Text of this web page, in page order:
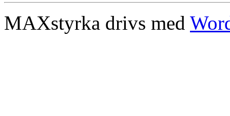
MAXstyrka drivs med